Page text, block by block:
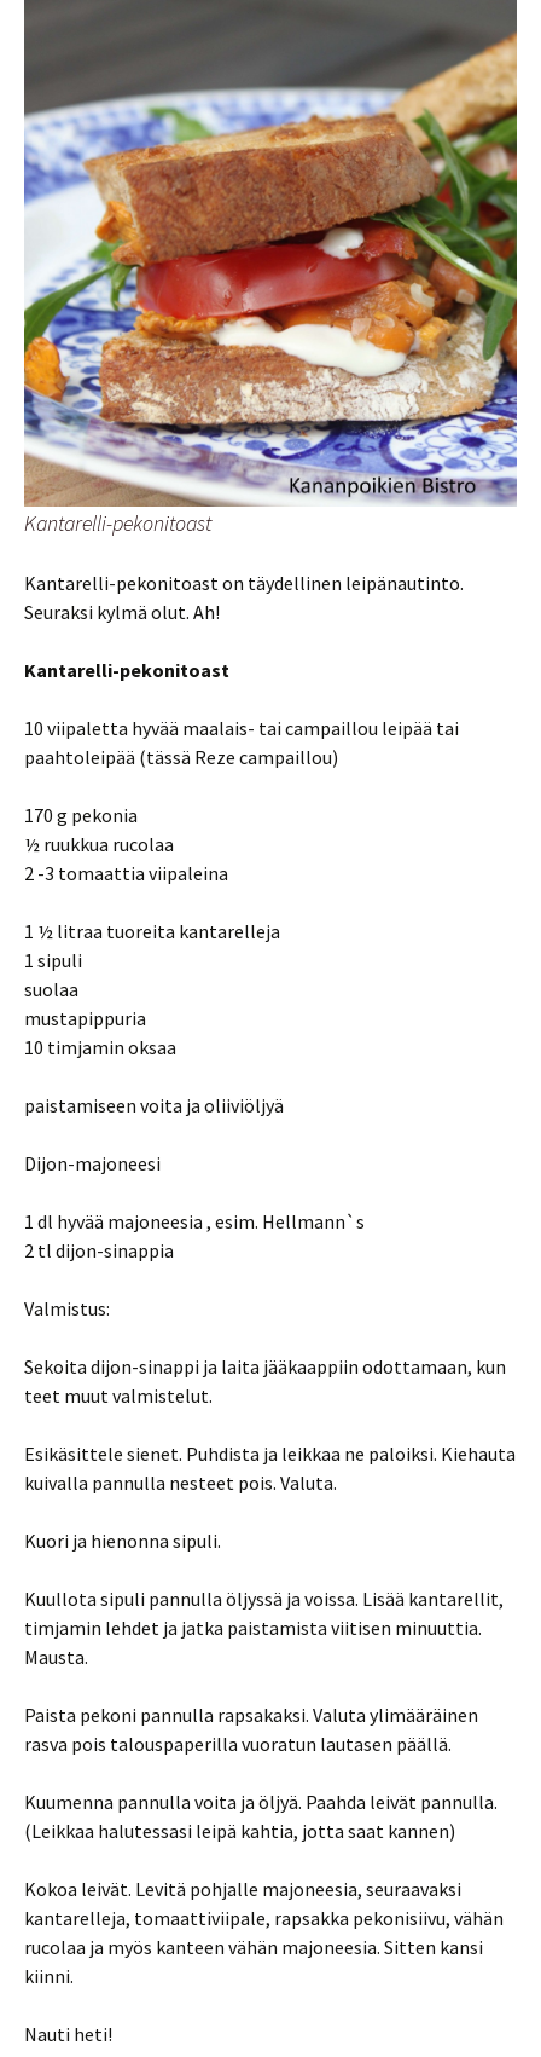
Kantarelli-pekonitoast
Kantarelli-pekonitoast on täydellinen leipänautinto.
Seuraksi kylmä olut. Ah!
Kantarelli-pekonitoast
10 viipaletta hyvää maalais- tai campaillou leipää tai
paahtoleipää (tässä Reze campaillou)
170 g pekonia
½ ruukkua rucolaa
2 -3 tomaattia viipaleina
1 ½ litraa tuoreita kantarelleja
1 sipuli
suolaa
mustapippuria
10 timjamin oksaa
paistamiseen voita ja oliiviöljyä
Dijon-majoneesi
1 dl hyvää majoneesia , esim. Hellmann`s
2 tl dijon-sinappia
Valmistus:
Sekoita dijon-sinappi ja laita jääkaappiin odottamaan, kun
teet muut valmistelut.
Esikäsittele sienet. Puhdista ja leikkaa ne paloiksi. Kiehauta
kuivalla pannulla nesteet pois. Valuta.
Kuori ja hienonna sipuli.
Kuullota sipuli pannulla öljyssä ja voissa. Lisää kantarellit,
timjamin lehdet ja jatka paistamista viitisen minuuttia.
Mausta.
Paista pekoni pannulla rapsakaksi. Valuta ylimääräinen
rasva pois talouspaperilla vuoratun lautasen päällä.
Kuumenna pannulla voita ja öljyä. Paahda leivät pannulla.
(Leikkaa halutessasi leipä kahtia, jotta saat kannen)
Kokoa leivät. Levitä pohjalle majoneesia, seuraavaksi
kantarelleja, tomaattiviipale, rapsakka pekonisiivu, vähän
rucolaa ja myös kanteen vähän majoneesia. Sitten kansi
kiinni.
Nauti heti!